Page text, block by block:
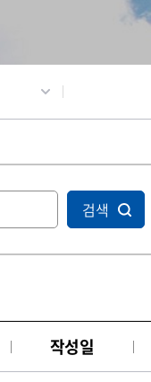
검색
작성일